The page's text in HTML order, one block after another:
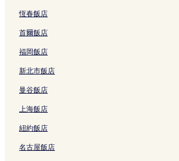
恆春飯店
首爾飯店
福岡飯店
新北市飯店
曼谷飯店
上海飯店
紐約飯店
名古屋飯店